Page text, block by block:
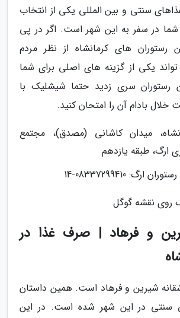
سنتی و بین المللی یکی از انتخاب
در سفر به این شهر است. اگر در پی
رستوران های کرمانشاه از نظر مردم
یکی از گزینه های اصلی برای شما
رستوران سری زدید حتما شیشلیک با
بادام آن را امتحان کنید.
میدان کاشانی (مصدق)، مجتمع
ارگ، طبقه یازدهم
08337299410-14
روی نقشه گوگل
و فرهاد | صرف غذا در
شیرین و فرهاد است. همین داستان
سنتی در این شهر شده است. در این